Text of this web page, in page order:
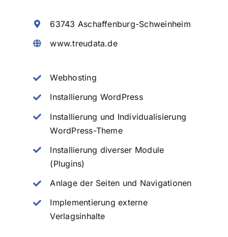
Referenzen
Kontakt
63743 Aschaffenburg-Schweinheim
www.treudata.de
Webhosting
Installierung WordPress
Installierung und Individualisierung
WordPress-Theme
Installierung diverser Module
(Plugins)
Anlage der Seiten und Navigationen
Implementierung externe
Verlagsinhalte